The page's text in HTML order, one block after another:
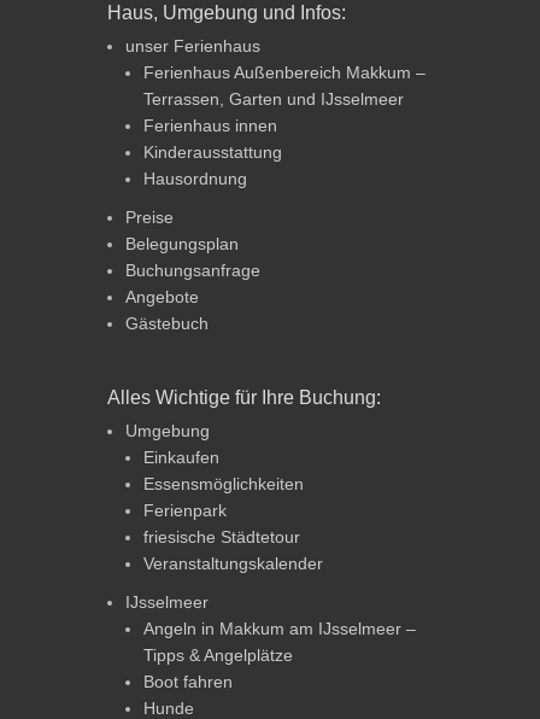
Haus, Umgebung und Infos:
unser Ferienhaus
Ferienhaus Außenbereich Makkum –
Terrassen, Garten und IJsselmeer
Ferienhaus innen
Kinderausstattung
Hausordnung
Preise
Belegungsplan
Buchungsanfrage
Angebote
Gästebuch
Alles Wichtige für Ihre Buchung:
Umgebung
Einkaufen
Essensmöglichkeiten
Ferienpark
friesische Städtetour
Veranstaltungskalender
IJsselmeer
Angeln in Makkum am IJsselmeer –
Tipps & Angelplätze
Boot fahren
Hunde